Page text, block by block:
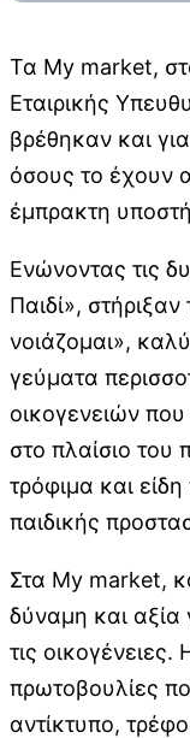
Τα My market,
Εταιρικής
βρέθηκαν και
όσους το έχουν
έμπρακτη
Ενώνοντας τις
Παιδί»,
νοιάζομαι»,
γεύματα
οικογενειών
στο πλαίσιο του
τρόφιμα και
παιδικής
Στα My market,
δύναμη και αξία
τις
πρωτοβουλίες
αντίκτυπο,